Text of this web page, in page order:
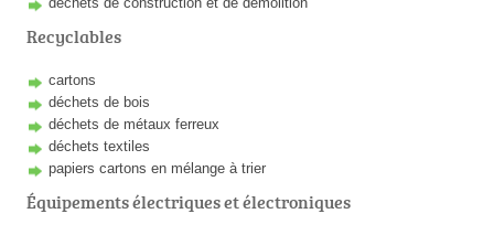
Recyclables
cartons
déchets de bois
déchets de métaux ferreux
déchets textiles
papiers cartons en mélange à trier
Équipements électriques et électroniques